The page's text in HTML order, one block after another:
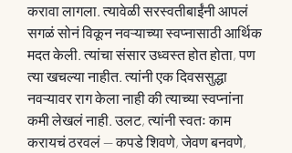
करावा लागला. त्यावेळी सरस्वतीबाईंनी आपलं
सगळं सोनं विकून नवऱ्याच्या स्वप्नासाठी आर्थिक
मदत केली. त्यांचा संसार उध्वस्त होत होता, पण
त्या खचल्या नाहीत. त्यांनी एक दिवससुद्धा
नवऱ्यावर राग केला नाही की त्याच्या स्वप्नांना
कमी लेखलं नाही. उलट, त्यांनी स्वतः काम
करायचं ठरवलं — कपडे शिवणे, जेवण बनवणे,